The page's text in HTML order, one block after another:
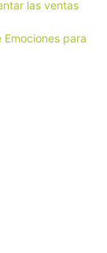
las ventas
para